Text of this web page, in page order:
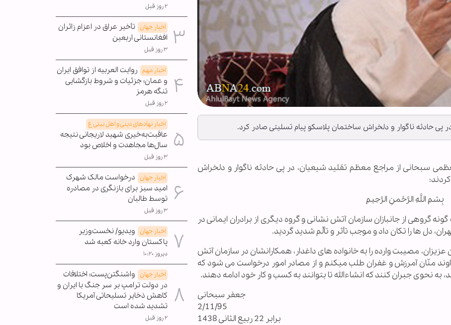
پی حادثه ناگوار و دلخراش ساختمان پلاسکو پیام تسلیتی صادر کرد.
سبحانی از مراجع معظم تقلید شیعیان، در پی حادثه ناگوار و دلخراش
بِسْمِ اللَّهِ الرَّحْمنِ الرَّحِيمِ‌
گروهی از جانبازان سازمان آتش نشانی و گروه دیگری از برادران ایمانی در
دل ها را تکان داد و موجب تأثر و تألّم شدید گردید.
مصیبت وارده را به خانواده های داغدار، همکارانشان در سازمان آتش
منّان آمرزش و غفران طلب میکنم و از مصادر امور درخواست می شود که
به نحوی جبران کنند که انشاءالله تا بتوانند به کسب و کار خود ادامه دهند.
جعفر سبحانی
2/11/95
برابر 22 ربیع الثانی 1438
۲ روز قبل
اخبار جهان تأخیر عراق در اعزام زائران
افغانستانی اربعین
۳ روز قبل
اخبار مهم روایت العربیه از توافق ایران
و عمان؛ جزئیات و شروط بازگشایی
تنگه هرمز
۲ روز قبل
اخبار نهادهای دینی و اهل بیتی ع
عاقبت‌به‌خیری شهید لاریجانی نتیجه
سال‌ها مجاهدت و اخلاص بود
۳ روز قبل
اخبار جهان درخواست مالک شهرک
امید سبز برای بازنگری در مصادره
توسط طالبان
۳ روز قبل
اخبار جهان ویدیو/ نخست‌وزیر
پاکستان وارد خانه کعبه شد
دیروز ۱۰:۲۰
اخبار جهان واشنگتن‌پست: اختلافات
در دولت ترامپ بر سر جنگ با ایران و
کاهش ذخایر تسلیحاتی آمریکا
تشدید شده است
۲ روز قبل